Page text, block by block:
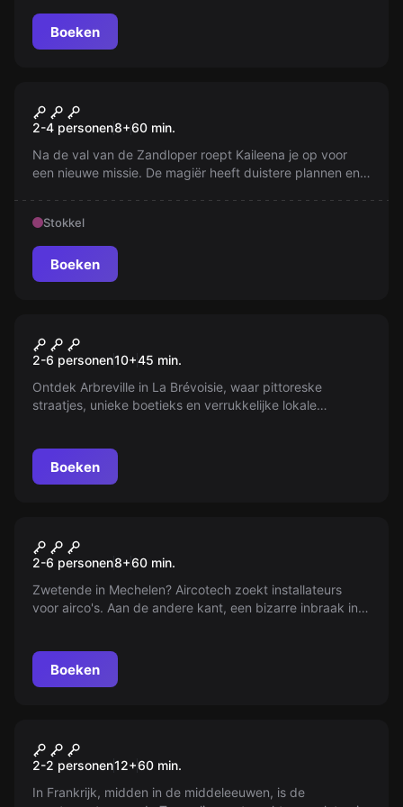
Boeken
Nieuw
De Dolk van de Tijd (Prince of
Persia)
2-4 personen8+60 min.
Na de val van de Zandloper roept Kaileena je op voor
een nieuwe missie. De magiër heeft duistere plannen en
handelen. Zal je op tijd zijn om een ramp te voorkomen?
Stokkel
Boeken
Nieuw
ARBREVILLE
2-6 personen10+45 min.
Ontdek Arbreville in La Brévoisie, waar pittoreske
straatjes, unieke boetieks en verrukkelijke lokale
gastvrijheid en charme van dit verborgen juweeltje. Boek
nu!
Boeken
De wraak van Han
2-6 personen8+60 min.
Zwetende in Mechelen? Aircotech zoekt installateurs
voor airco's. Aan de andere kant, een bizarre inbraak in
Boeken
Le Fort
2-2 personen12+60 min.
In Frankrijk, midden in de middeleeuwen, is de